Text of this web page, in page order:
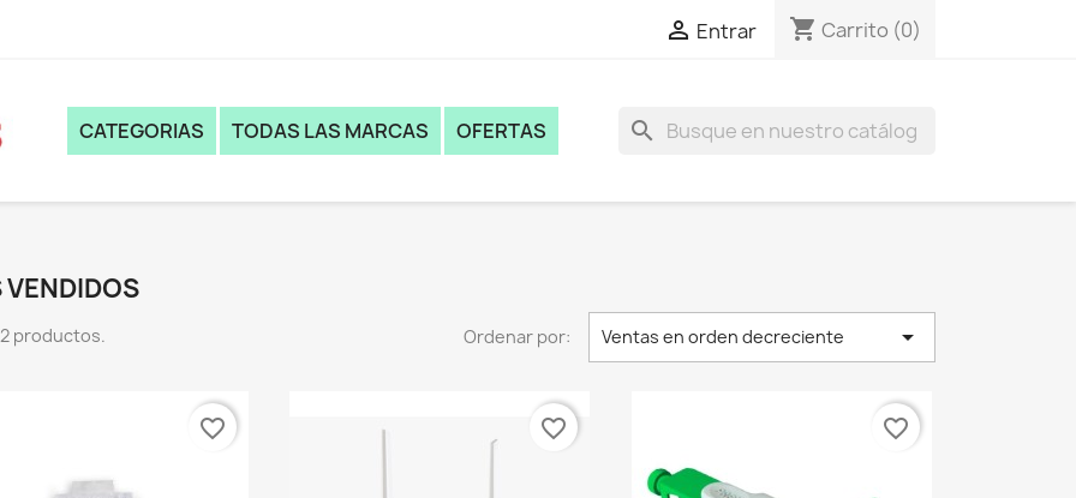
 Entrar shopping_cart Carrito (0)
CATEGORIAS TODAS LAS MARCAS OFERTAS search
productos. Ordenar por: Ventas en orden decreciente 
favorite_border favorite_border favorite_border